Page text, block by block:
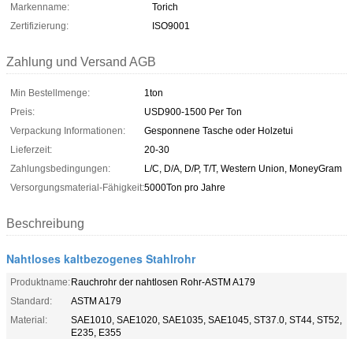
Markenname:
Torich
Zertifizierung:
ISO9001
Zahlung und Versand AGB
Min Bestellmenge:
1ton
Preis:
USD900-1500 Per Ton
Verpackung Informationen:
Gesponnene Tasche oder Holzetui
Lieferzeit:
20-30
Zahlungsbedingungen:
L/C, D/A, D/P, T/T, Western Union, MoneyGram
Versorgungsmaterial-Fähigkeit:5000Ton pro Jahre
Beschreibung
Nahtloses kaltbezogenes Stahlrohr
Produktname:Rauchrohr der nahtlosen Rohr-ASTM A179
Standard:
ASTM A179
Material:
SAE1010, SAE1020, SAE1035, SAE1045, ST37.0, ST44, ST52,
E235, E355